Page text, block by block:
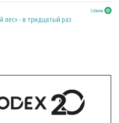
События
лес» - в тридцатый раз